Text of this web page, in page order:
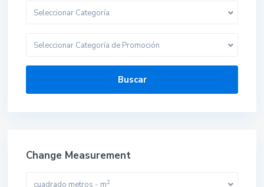
Seleccionar Categoría
Seleccionar Categoría de Promoción
Buscar
Change Measurement
cuadrado metros - m2